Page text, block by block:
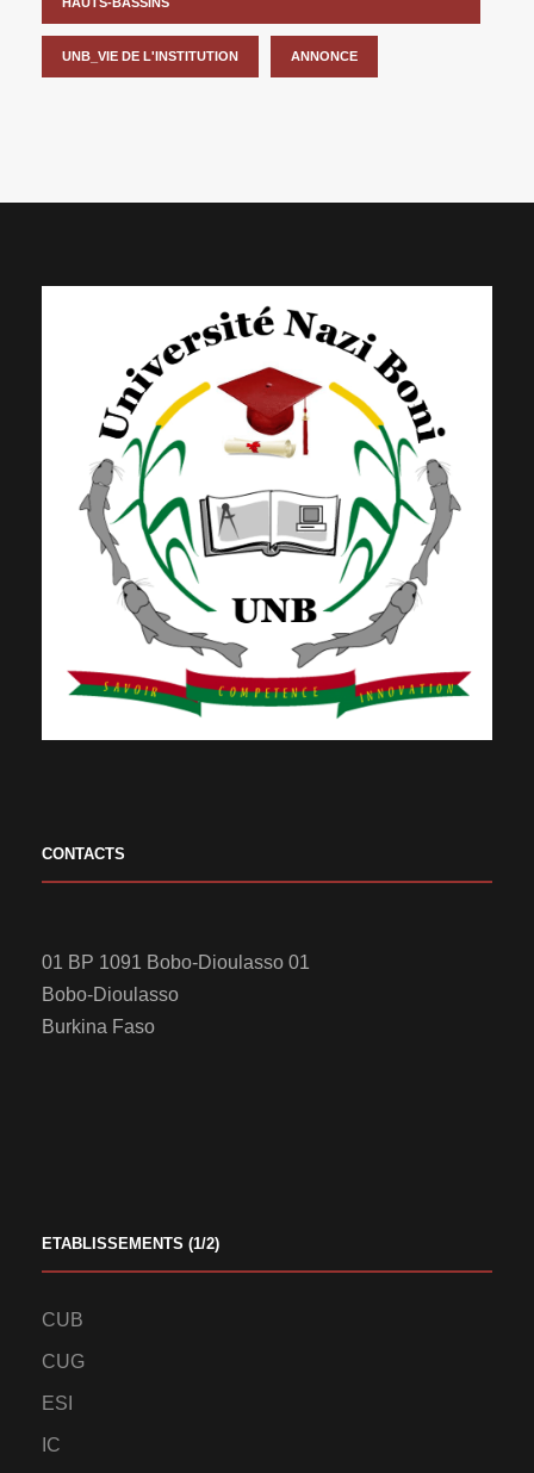
UNB_VIE DE L'INSTITUTION ANNONCE
CONTACTS
01 BP 1091 Bobo-Dioulasso 01
Bobo-Dioulasso
Burkina Faso
ETABLISSEMENTS (1/2)
CUB
CUG
ESI
IC